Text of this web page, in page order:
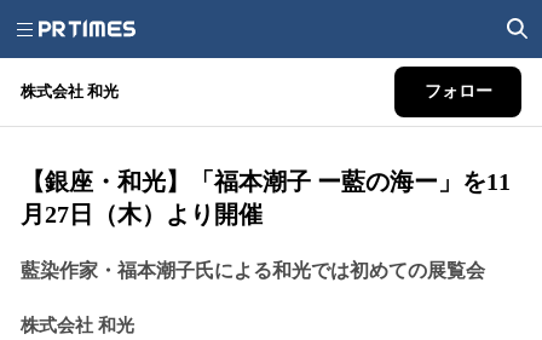
株式会社 和光 フォロー
【銀座・和光】「福本潮子 ー藍の海ー」を11
月27日（木）より開催
藍染作家・福本潮子氏による和光では初めての展覧会
株式会社 和光